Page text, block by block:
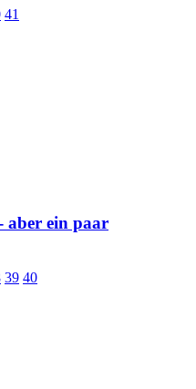
41
aber ein paar
39 40